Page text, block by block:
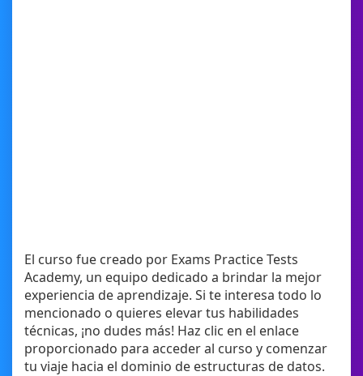
El curso fue creado por Exams Practice Tests
Academy, un equipo dedicado a brindar la mejor
experiencia de aprendizaje. Si te interesa todo lo
mencionado o quieres elevar tus habilidades
técnicas, ¡no dudes más! Haz clic en el enlace
proporcionado para acceder al curso y comenzar
tu viaje hacia el dominio de estructuras de datos.